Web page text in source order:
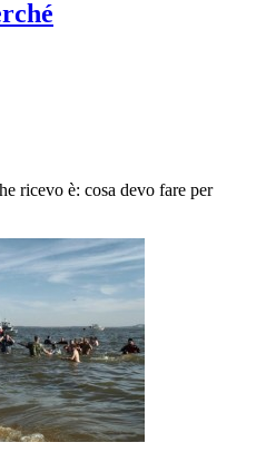
ricevo è: cosa devo fare per